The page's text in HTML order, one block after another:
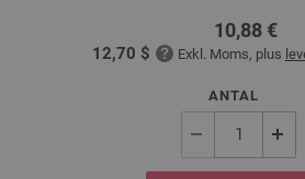
10,88 €
12,70 $ Exkl. Moms, plus
ANTAL